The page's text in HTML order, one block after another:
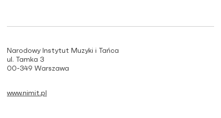
Narodowy Instytut Muzyki i Tańca
ul. Tamka 3
00-349 Warszawa
www.nimit.pl